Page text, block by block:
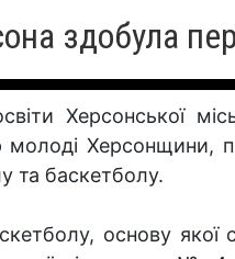
здобула
Херсонської
молоді Херсонщини,
та баскетболу.
основу якої